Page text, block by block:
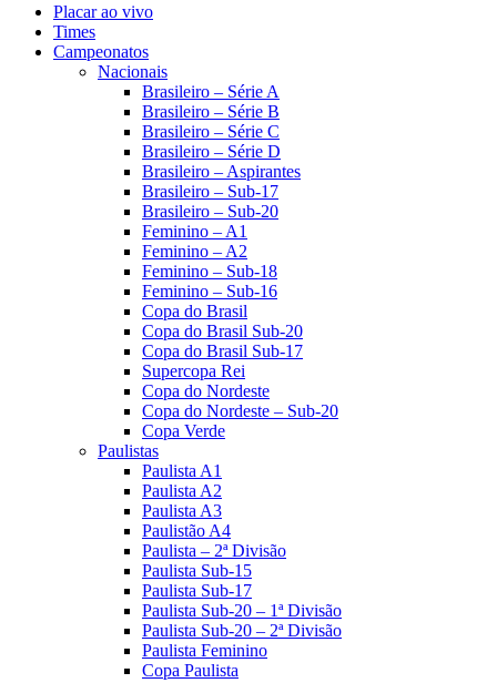
Placar ao vivo
Times
Campeonatos
Nacionais
Brasileiro – Série A
Brasileiro – Série B
Brasileiro – Série C
Brasileiro – Série D
Brasileiro – Aspirantes
Brasileiro – Sub-17
Brasileiro – Sub-20
Feminino – A1
Feminino – A2
Feminino – Sub-18
Feminino – Sub-16
Copa do Brasil
Copa do Brasil Sub-20
Copa do Brasil Sub-17
Supercopa Rei
Copa do Nordeste
Copa do Nordeste – Sub-20
Copa Verde
Paulistas
Paulista A1
Paulista A2
Paulista A3
Paulistão A4
Paulista – 2ª Divisão
Paulista Sub-15
Paulista Sub-17
Paulista Sub-20 – 1ª Divisão
Paulista Sub-20 – 2ª Divisão
Paulista Feminino
Copa Paulista